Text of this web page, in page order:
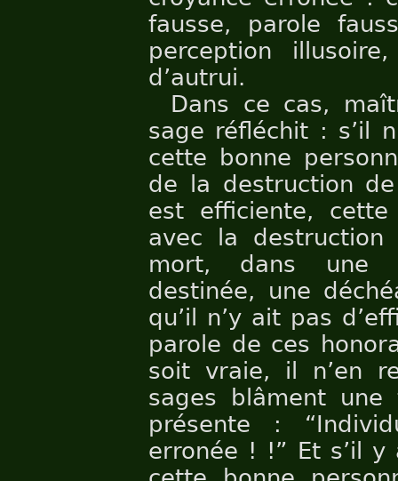
fausse, parole
perception
d’autrui.
Dans ce cas,
sage réfléchit : s’il
cette bonne
de la destruction
est efficiente, cette
avec la
mort, dans une
destinée, une
qu’il n’y ait pas
parole de ces
soit vraie, il n’en
sages blâment
présente :
erronée ! !” Et s’il y